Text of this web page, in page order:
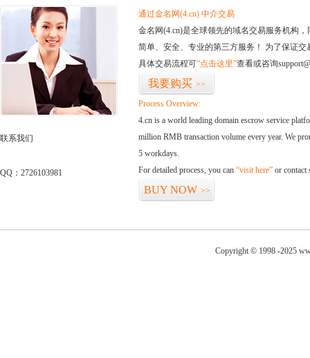
联系我们
QQ：2726103981
通过金名网(4.cn) 中介交易
金名网(4.cn)是全球领先的域名交易服务机构
简单、安全、专业的第三方服务！ 为了保证
具体交易流程可“点击这里”查看或咨询
我要购买 >>
Process Overview:
4.cn is a world leading domain escrow service
million RMB transaction volume every year. We
5 workdays.
For detailed process, you can “visit here” or contact
BUY NOW >>
Copyright © 1998 -2025